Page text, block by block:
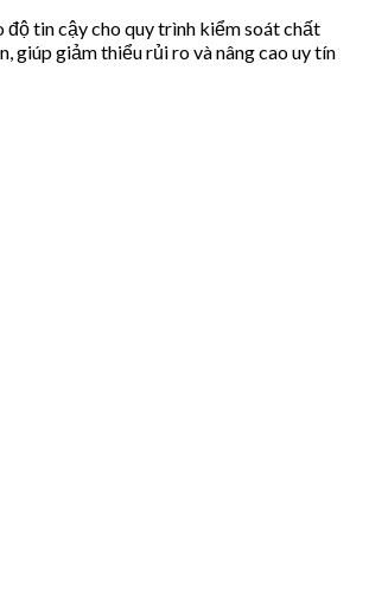
độ tin cậy cho quy trình kiểm soát chất
giúp giảm thiểu rủi ro và nâng cao uy tín